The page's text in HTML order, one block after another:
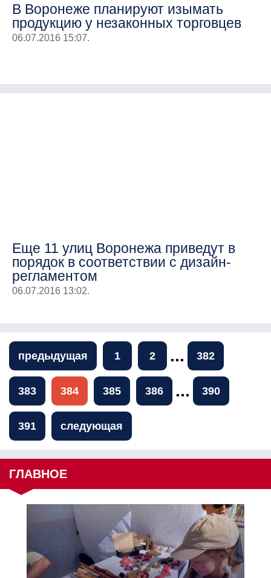
В Воронеже планируют изымать
продукцию у незаконных торговцев
06.07.2016 15:07.
Еще 11 улиц Воронежа приведут в
порядок в соответствии с дизайн-
регламентом
06.07.2016 13:02.
предыдущая 1 2 ... 382
383 384 385 386 ... 390
391 следующая
ГЛАВНОЕ